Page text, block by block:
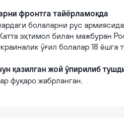
фронтга тайёрламоқда
болаларни рус
эҳтимол билан мажбуран
ўғил болалар 18 ёшга
қазилган жой ўпирилиб
фуқаро жабрланган.